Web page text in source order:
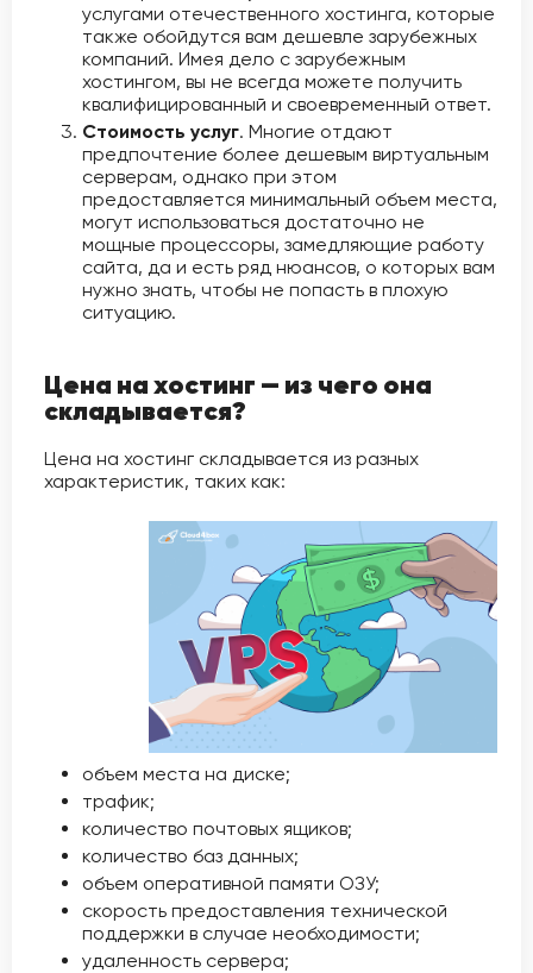
услугами отечественного хостинга, которые
также обойдутся вам дешевле зарубежных
компаний. Имея дело с зарубежным
хостингом, вы не всегда можете получить
квалифицированный и своевременный ответ.
Стоимость услуг. Многие отдают
предпочтение более дешевым виртуальным
серверам, однако при этом
предоставляется минимальный объем места,
могут использоваться достаточно не
мощные процессоры, замедляющие работу
сайта, да и есть ряд нюансов, о которых вам
нужно знать, чтобы не попасть в плохую
ситуацию.
Цена на хостинг — из чего она
складывается?
Цена на хостинг складывается из разных
характеристик, таких как:
объем места на диске;
трафик;
количество почтовых ящиков;
количество баз данных;
объем оперативной памяти ОЗУ;
скорость предоставления технической
поддержки в случае необходимости;
удаленность сервера;